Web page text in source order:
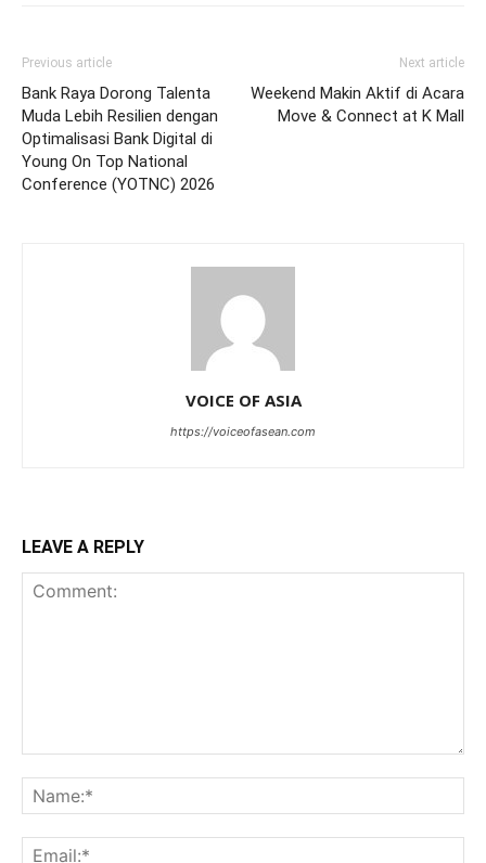
Previous article
Bank Raya Dorong Talenta
Muda Lebih Resilien dengan
Optimalisasi Bank Digital di
Young On Top National
Conference (YOTNC) 2026
Next article
Weekend Makin Aktif di Acara
Move & Connect at K Mall
VOICE OF ASIA
https://voiceofasean.com
LEAVE A REPLY